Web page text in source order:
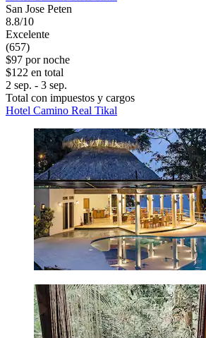
San Jose Peten
8.8/10
Excelente
(657)
$97 por noche
$122 en total
2 sep. - 3 sep.
Total con impuestos y cargos
Hotel Camino Real Tikal